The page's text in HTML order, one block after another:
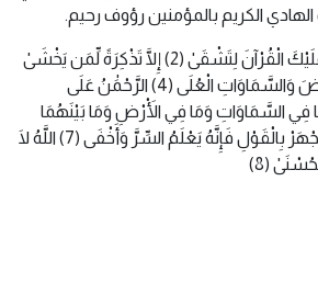
الهادي الكريم بالمؤمنين رؤوف رحيم.
وبسر: طه (1) مَا أَنزَلْنَا عَلَيْكَ الْقُرْآنَ لِتَشْقَىٰ (2) إِلَّا تَذْكِرَةً لِّمَن يَخْشَىٰ
(3) تَنزِيلًا مِّمَّنْ خَلَقَ الْأَرْضَ وَالسَّمَاوَاتِ الْعُلَى (4) الرَّحْمَٰنُ عَلَى
(5) لَهُ مَا فِي السَّمَاوَاتِ وَمَا فِي الْأَرْضِ وَمَا بَيْنَهُمَا
وَمَا تَحْتَ الثَّرَىٰ (6) وَإِن تَجْهَرْ بِالْقَوْلِ فَإِنَّهُ يَعْلَمُ السِّرَّ وَأَخْفَى (7) اللَّهُ لَا
(8)